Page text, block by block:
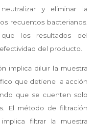
y eliminar la
recuentos bacterianos.
que los resultados del
del producto.
implica diluir la muestra
que detiene la acción
que se cuenten solo
El método de filtración
filtrar la muestra